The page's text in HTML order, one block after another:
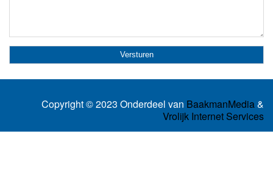
Copyright © 2023 Onderdeel van BaakmanMedia&
Vrolijk Internet Services